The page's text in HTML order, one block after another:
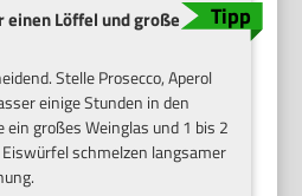
einen Löffel und große
Stelle Prosecco, Aperol
einige Stunden in den
großes Weinglas und 1 bis 2
schmelzen langsamer